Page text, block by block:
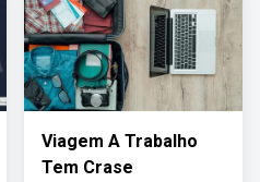
Viagem A Trabalho
Tem Crase